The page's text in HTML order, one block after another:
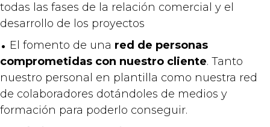
todas las fases de la relación comercial y el
desarrollo de los proyectos
El fomento de una red de personas
comprometidas con nuestro cliente. Tanto
nuestro personal en plantilla como nuestra red
de colaboradores dotándoles de medios y
formación para poderlo conseguir.